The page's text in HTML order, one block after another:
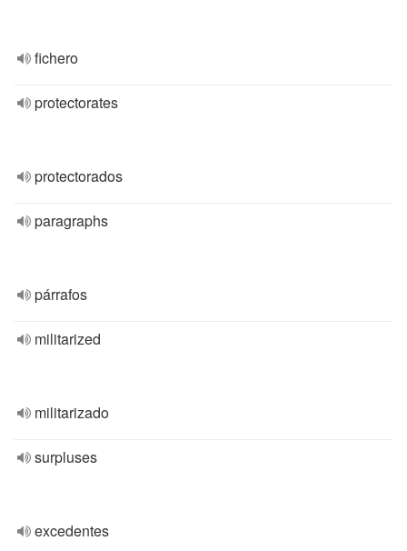
fichero
protectorates
protectorados
paragraphs
párrafos
militarized
militarizado
surpluses
excedentes